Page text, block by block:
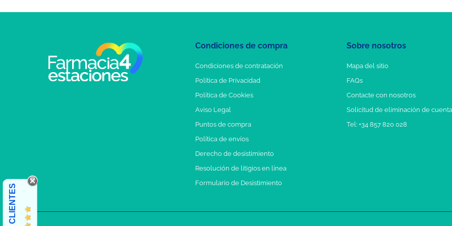
Condiciones de compra
Condiciones de contratación
Política de Privacidad
Política de Cookies
Aviso Legal
Puntos de compra
Política de envíos
Derecho de desistimiento
Resolución de litigios en línea
Formulario de Desistimiento
Sobre nosotros
Mapa del sitio
FAQs
Contacte con nosotros
Solicitud de eliminación de cuenta
Tel: +34 857 820 028